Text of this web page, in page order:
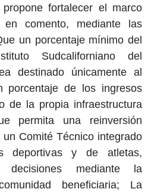
fortalecer el marco
comento, mediante las
un porcentaje mínimo del
Sudcaliforniano del
destinado únicamente al
porcentaje de los ingresos
de la propia infraestructura
permita una reinversión
Comité Técnico integrado
deportivas y de atletas,
decisiones mediante la
beneficiaria; La